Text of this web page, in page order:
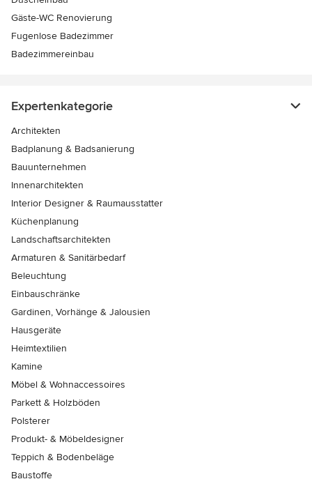
Gäste-WC Renovierung
Fugenlose Badezimmer
Badezimmereinbau
Expertenkategorie
Architekten
Badplanung & Badsanierung
Bauunternehmen
Innenarchitekten
Interior Designer & Raumausstatter
Küchenplanung
Landschaftsarchitekten
Armaturen & Sanitärbedarf
Beleuchtung
Einbauschränke
Gardinen, Vorhänge & Jalousien
Hausgeräte
Heimtextilien
Kamine
Möbel & Wohnaccessoires
Parkett & Holzböden
Polsterer
Produkt- & Möbeldesigner
Teppich & Bodenbeläge
Baustoffe